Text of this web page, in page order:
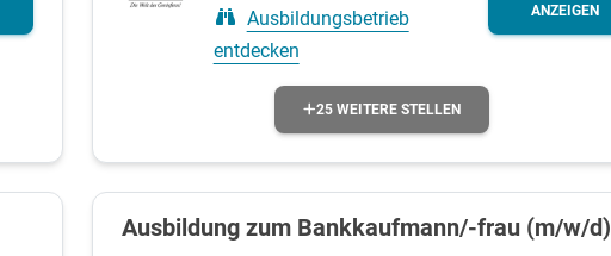
Ausbildungsbetrieb
entdecken
ANZEIGEN
25 WEITERE STELLEN
Ausbildung zum Bankkaufmann/-frau (m/w/d)